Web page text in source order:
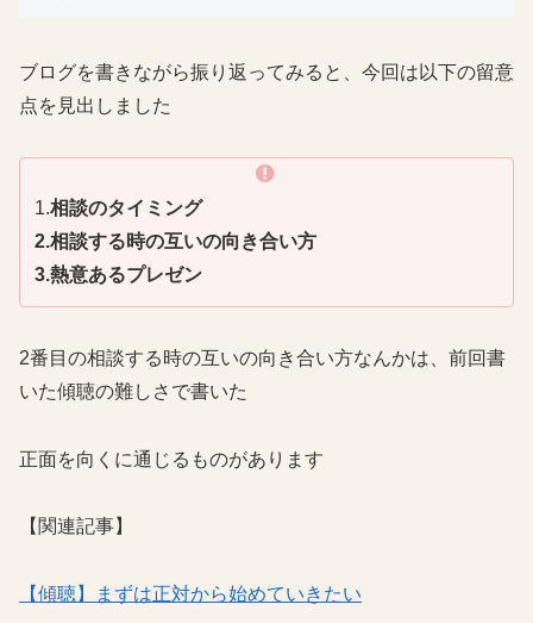
ブログを書きながら振り返ってみると、今回は以下の留意
点を見出しました
1.相談のタイミング
2.相談する時の互いの向き合い方
3.熱意あるプレゼン
2番目の相談する時の互いの向き合い方なんかは、前回書
いた傾聴の難しさで書いた
正面を向くに通じるものがあります
【関連記事】
【傾聴】まずは正対から始めていきたい